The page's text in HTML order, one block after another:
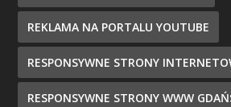
REKLAMA NA PORTALU YOUTUBE
RESPONSYWNE STRONY
RESPONSYWNE STRONY WWW